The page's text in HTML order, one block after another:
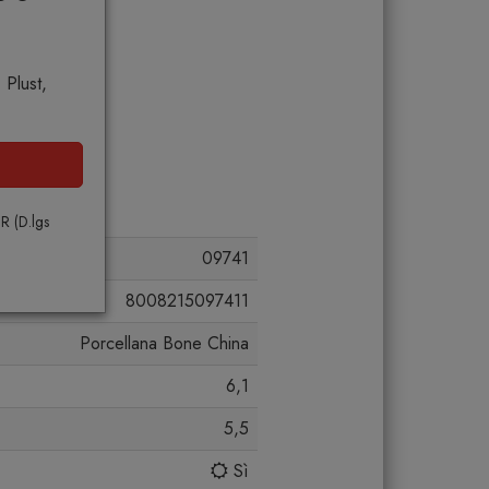
(D.lgs
09741
8008215097411
Porcellana Bone China
6,1
5,5
Sì